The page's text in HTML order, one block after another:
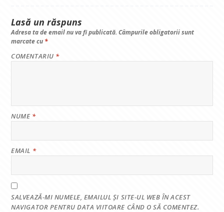
k
Lasă un răspuns
Adresa ta de email nu va fi publicată. Câmpurile obligatorii sunt
marcate cu *
COMENTARIU *
NUME *
EMAIL *
SALVEAZĂ-MI NUMELE, EMAILUL ȘI SITE-UL WEB ÎN ACEST
NAVIGATOR PENTRU DATA VIITOARE CÂND O SĂ COMENTEZ.